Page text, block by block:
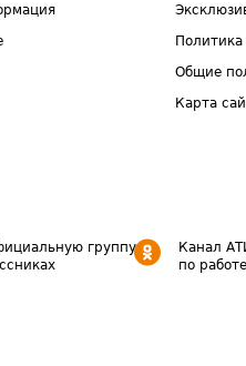
Общие
Карта
группу
Канал
по